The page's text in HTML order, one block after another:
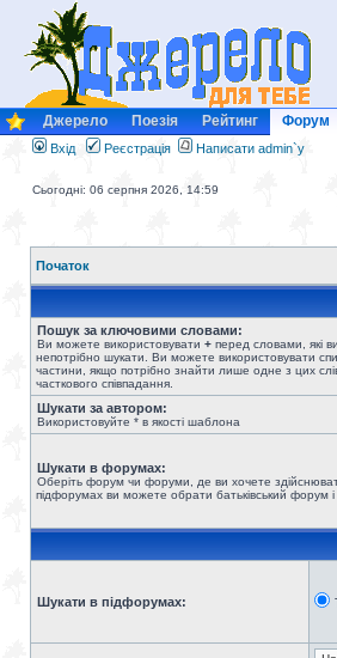
Джерело Поезія Рейтинг Форум
Вхід Реєстрація Написати admin`у
Сьогодні: 06 серпня 2026, 14:59
Початок
Пошук за ключовими словами:
Ви можете використовувати + перед словами, які
непотрібно шукати. Ви можете використовувати
частини, якщо потрібно знайти лише одне з цих
часткового співпадання.
Шукати за автором:
Використовуйте * в якості шаблона
Шукати в форумах:
Оберіть форум чи форуми, де ви хочете
підфорумах ви можете обрати батьківський форум і
Шукати в підфорумах: